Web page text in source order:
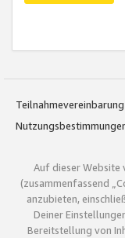
Teilnahmevereinbarung
Auf dieser Website
(zusammenfassend
anzubieten,
Deiner
Bereitstellung von